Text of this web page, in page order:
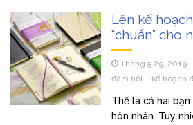
Lên kế
“chuẩn” cho
Tháng 5 29, 2019
đám hỏi
kế hoạch
Thế là cả hai
hôn nhân. Tuy